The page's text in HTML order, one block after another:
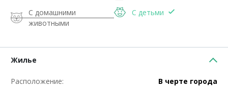
С домашними
животными
С детьми
Жилье
Расположение:
В черте города